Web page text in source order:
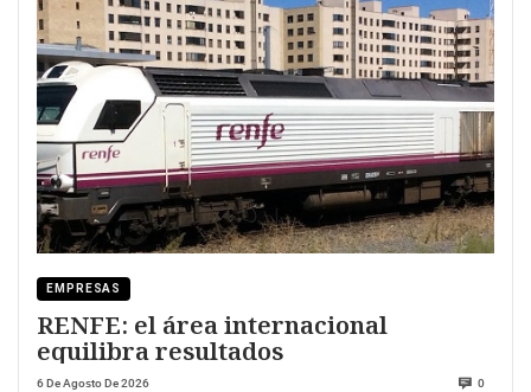
EMPRESAS
RENFE: el área internacional
equilibra resultados
6 De Agosto De 2026 0